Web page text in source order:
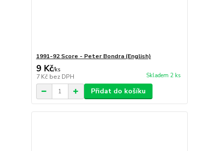
1991-92 Score - Peter Bondra (English)
9 Kč/ks
7 Kč bez DPH Skladem 2 ks
Přidat do košíku